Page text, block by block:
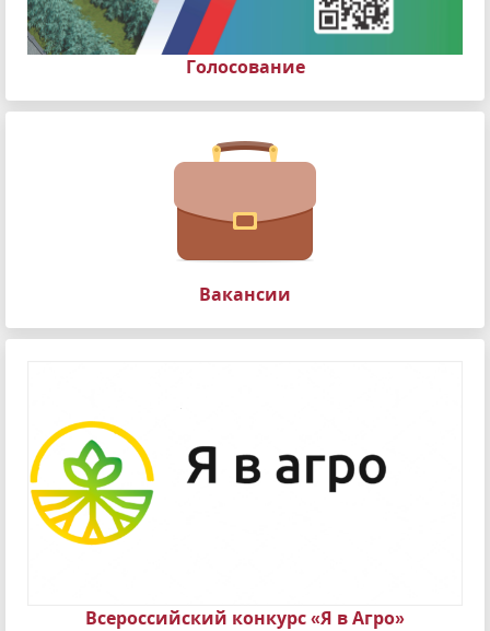
Голосование
Вакансии
Всероссийский конкурс «Я в Агро»